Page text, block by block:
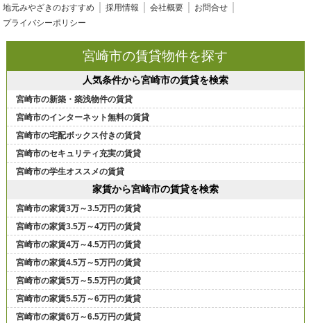
地元みやざきのおすすめ
採用情報 会社概要
お問合せ
プライバシーポリシー
宮崎市の賃貸物件を探す
人気条件から宮崎市の賃貸を検索
宮崎市の新築・築浅物件の賃貸
宮崎市のインターネット無料の賃貸
宮崎市の宅配ボックス付きの賃貸
宮崎市のセキュリティ充実の賃貸
宮崎市の学生オススメの賃貸
家賃から宮崎市の賃貸を検索
宮崎市の家賃3万～3.5万円の賃貸
宮崎市の家賃3.5万～4万円の賃貸
宮崎市の家賃4万～4.5万円の賃貸
宮崎市の家賃4.5万～5万円の賃貸
宮崎市の家賃5万～5.5万円の賃貸
宮崎市の家賃5.5万～6万円の賃貸
宮崎市の家賃6万～6.5万円の賃貸